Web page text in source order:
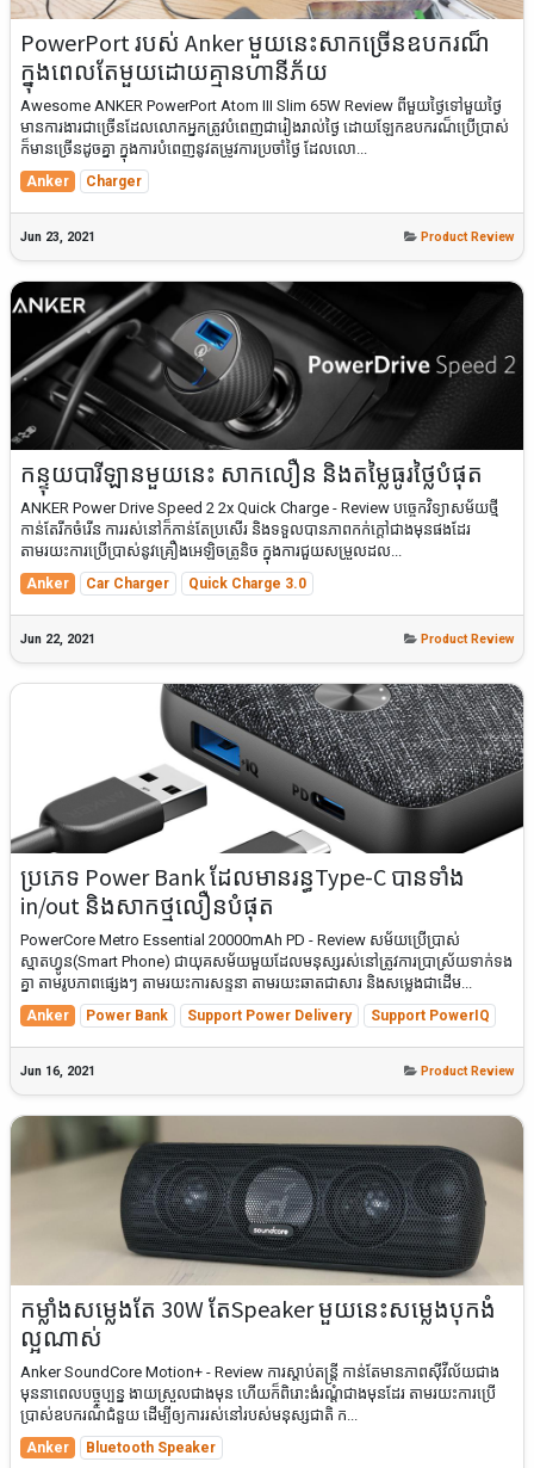
PowerPort របស់ Anker មួយនេះសាកច្រើនឧបករណ៏
ក្នុងពេលតែមួយដោយគ្មានហានីភ័យ
Awesome ANKER PowerPort Atom III Slim 65W Review ពីមួយថ្ងៃទៅមួយថ្ងៃ
មានការងារជាច្រើនដែលលោកអ្នកត្រូវបំពេញជារៀងរាល់ថ្ងៃ ដោយឡែកឧបករណ៏ប្រើប្រាស់
ក៏មានច្រើនដូចគ្នា ក្នុងការបំពេញនូវតម្រូវការប្រចាំថ្ងៃ ដែលលោ...
Anker Charger
Jun 23, 2021 Product Review
កន្ទុយបារីឡានមួយនេះ សាកលឿន និងតម្លៃធូរថ្លៃបំផុត
ANKER Power Drive Speed 2 2x Quick Charge - Review បច្ចេកវិទ្យាសម័យថ្មី
កាន់តែរីកចំរើន ការរស់នៅក៏កាន់តែប្រសើរ និងទទួលបានភាពកក់ក្តៅជាងមុនផងដែរ
តាមរយះការប្រើប្រាស់នូវគ្រឿងអេឡិចត្រូនិច ក្នុងការជួយសម្រួលដល...
Anker Car Charger Quick Charge 3.0
Jun 22, 2021 Product Review
ប្រភេទ Power Bank ដែលមានរន្ធType-C បានទាំង
in/out និងសាកថ្មលឿនបំផុត
PowerCore Metro Essential 20000mAh PD - Review សម័យប្រើប្រាស់
ស្មាតហ្វូន(Smart Phone) ជាយុគសម័យមួយដែលមនុស្សរស់នៅត្រូវការប្រាស្រ័យទាក់ទង
គ្នា តាមរូបភាពផ្សេងៗ តាមរយះការសន្ទនា តាមរយះឆាតជាសារ និងសម្លេងជាដើម...
Anker Power Bank Support Power Delivery Support PowerIQ
Jun 16, 2021 Product Review
កម្លាំងសម្លេងតែ 30W តែSpeaker មួយនេះសម្លេងបុកងំ
ល្អណាស់
Anker SoundCore Motion+ - Review ការស្តាប់តន្ត្រី កាន់តែមានភាពស៊ីវីល័យជាង
មុននាពេលបច្ចុប្បន្ន ងាយស្រួលជាងមុន ហើយក៏ពិរោះងំរណ្តំជាងមុនដែរ តាមរយះការប្រើ
ប្រាស់ឧបករណ៏ជំនួយ ដើម្បីឲ្យការរស់នៅរបស់មនុស្សជាតិ​ ក...
Anker Bluetooth Speaker